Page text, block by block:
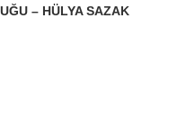
– HÜLYA SAZAK